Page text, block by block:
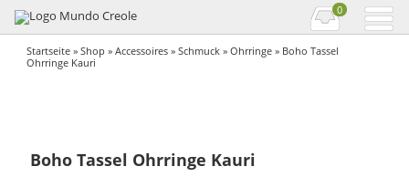
0
Startseite »Shop »Accessoires »Schmuck »Ohrringe » Boho Tassel
Ohrringe Kauri
Boho Tassel Ohrringe Kauri